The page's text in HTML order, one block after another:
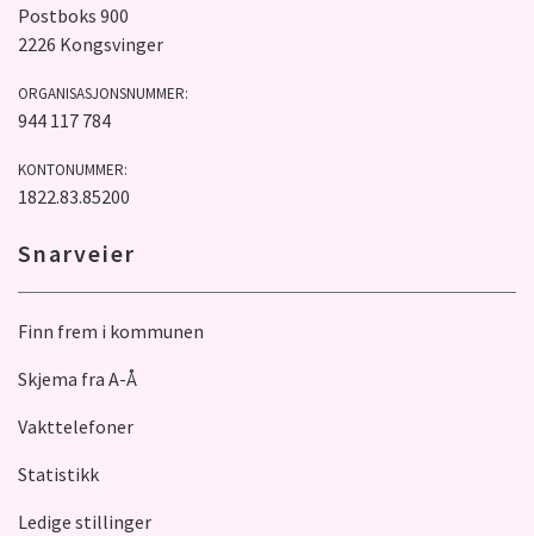
Postboks 900
2226 Kongsvinger
ORGANISASJONSNUMMER:
944 117 784
KONTONUMMER:
1822.83.85200
Snarveier
Finn frem i kommunen
Skjema fra A-Å
Vakttelefoner
Statistikk
Ledige stillinger